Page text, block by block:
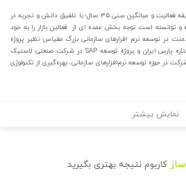
شرکت رایانش دانش با قریب ۱۰ سال سابقه فعالیت و میانگین سنی ۳۵ سال؛ با تلفیق دانش و تجربه در
و توانسته است توجه بخش عمده ای از فعالین بازار را به خود
در توسعه نرم افزارهای سازمانی بزرگ مقیاس نظیر پروژه
کانال توزیع اطلاعات گروه هتلهای پنج ستاره پارس ایران و پروژه توسعه SAP در شرکت صنعتی لاستیک
در حوزه توسعه نرم‌افزارهای سازمانی، بهره‌گیری از تکنولوژی
نمایش بیشتر
کاربوم نتیجه بهتری بگیرید